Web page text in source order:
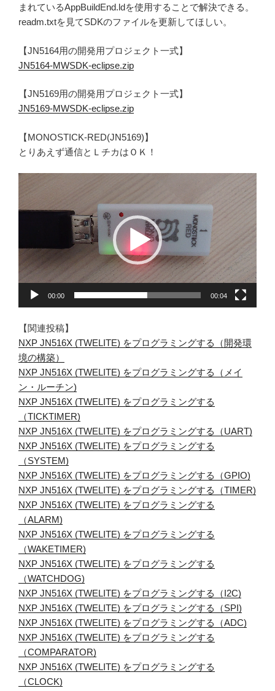
まれているAppBuildEnd.ldを使用することで解決できる。
readm.txtを見てSDKのファイルを更新してほしい。
【JN5164用の開発用プロジェクト一式】
JN5164-MWSDK-eclipse.zip
【JN5169用の開発用プロジェクト一式】
JN5169-MWSDK-eclipse.zip
【MONOSTICK-RED(JN5169)】
とりあえず通信とＬチカはＯＫ！
画
プ
ー
00:00 00:04
【関連投稿】
NXP JN516X (TWELITE) をプログラミングする（開発環
境の構築）
NXP JN516X (TWELITE) をプログラミングする（メイ
ン・ルーチン)
NXP JN516X (TWELITE) をプログラミングする
（TICKTIMER)
NXP JN516X (TWELITE) をプログラミングする（UART)
NXP JN516X (TWELITE) をプログラミングする
（SYSTEM)
NXP JN516X (TWELITE) をプログラミングする（GPIO)
NXP JN516X (TWELITE) をプログラミングする（TIMER)
NXP JN516X (TWELITE) をプログラミングする
（ALARM)
NXP JN516X (TWELITE) をプログラミングする
（WAKETIMER)
NXP JN516X (TWELITE) をプログラミングする
（WATCHDOG)
NXP JN516X (TWELITE) をプログラミングする（I2C)
NXP JN516X (TWELITE) をプログラミングする（SPI)
NXP JN516X (TWELITE) をプログラミングする（ADC)
NXP JN516X (TWELITE) をプログラミングする
（COMPARATOR)
NXP JN516X (TWELITE) をプログラミングする
（CLOCK)